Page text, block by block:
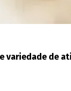
variedade de